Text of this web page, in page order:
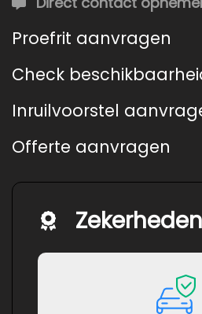
Proefrit aanvragen
Check
Inruilvoorstel
Offerte aanvragen
Zekerheden